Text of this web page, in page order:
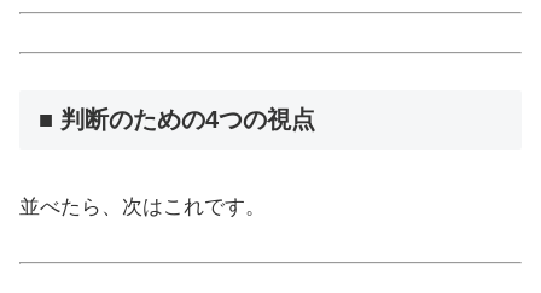
■ 判断のための4つの視点
並べたら、次はこれです。